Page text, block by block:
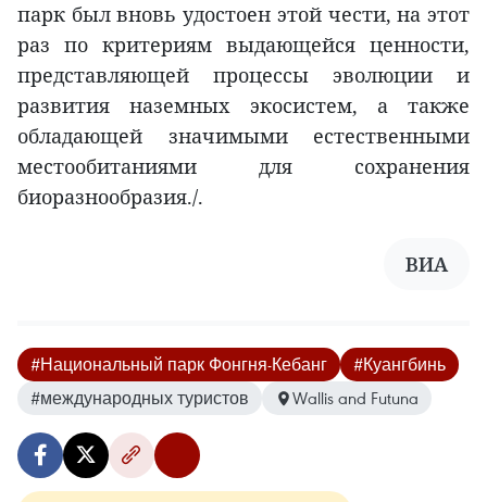
парк был вновь удостоен этой чести, на этот
раз по критериям выдающейся ценности,
представляющей процессы эволюции и
развития наземных экосистем, а также
обладающей значимыми естественными
местообитаниями для сохранения
биоразнообразия./.
ВИА
#Национальный парк Фонгня-Кебанг
#Куангбинь
#международных туристов
Wallis and Futuna